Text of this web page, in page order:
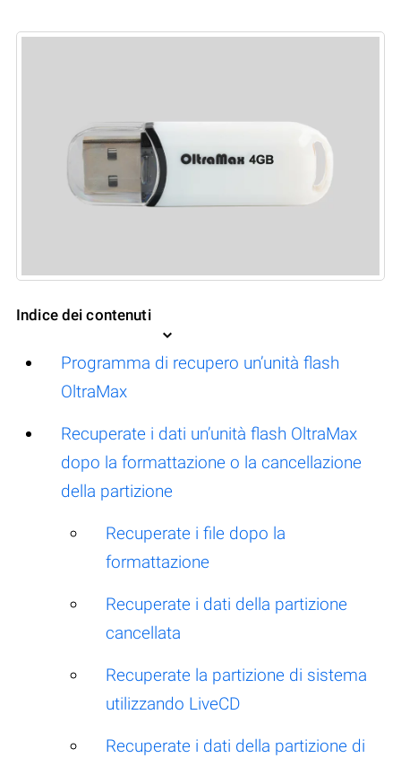
Indice dei contenuti
Programma di recupero un’unità flash
OltraMax
Recuperate i dati un’unità flash OltraMax
dopo la formattazione o la cancellazione
della partizione
Recuperate i file dopo la
formattazione
Recuperate i dati della partizione
cancellata
Recuperate la partizione di sistema
utilizzando LiveCD
Recuperate i dati della partizione di